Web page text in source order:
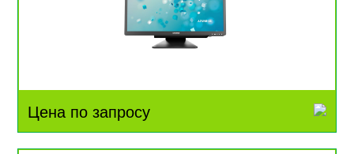
Цена по запросу